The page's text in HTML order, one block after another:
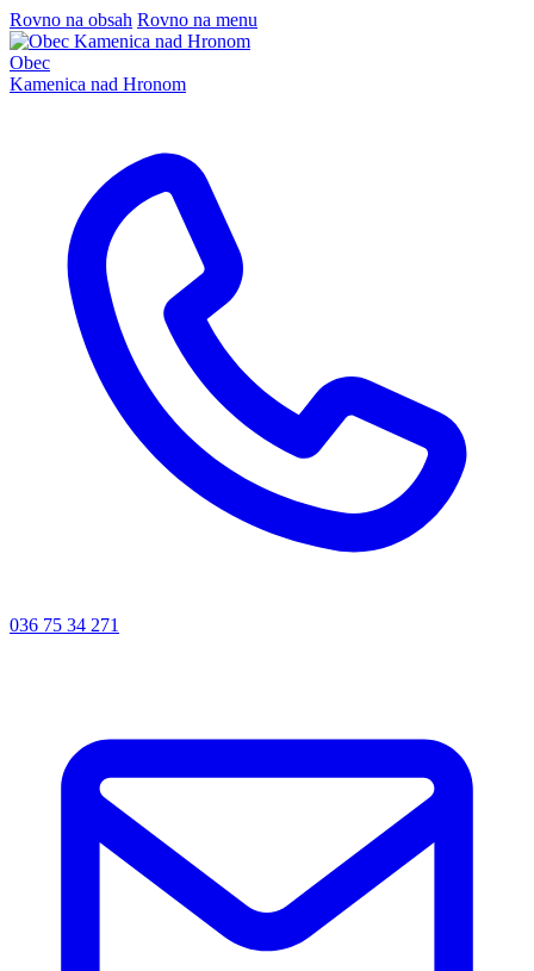
Rovno na obsah Rovno na menu
Obec
Kamenica nad Hronom
036 75 34 271